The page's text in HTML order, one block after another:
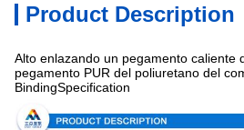
Product Description
Alto enlazando un pegamento caliente
pegamento PUR del poliuretano del
BindingSpecification